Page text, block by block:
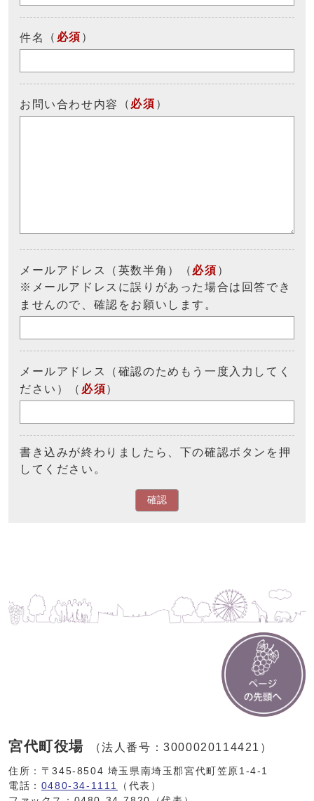
件名 （ 必須 ）
お問い合わせ内容 （ 必須 ）
メールアドレス（英数半角）（ 必須 ）
※メールアドレスに誤りがあった場合は回答でき
ませんので、確認をお願いします。
メールアドレス（確認のためもう一度入力してく
ださい）（ 必須）
書き込みが終わりましたら、下の確認ボタンを押
してください。
確認
宮代町役場 （法人番号：3000020114421）
住所：〒345-8504 埼玉県南埼玉郡宮代町笠原1-4-1
電話： 0480-34-1111
（代表）